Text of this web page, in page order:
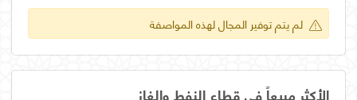
لم يتم توفير المجال لهذه المواصفة
الأكثر مبيعاً في قطاع النفط والغاز